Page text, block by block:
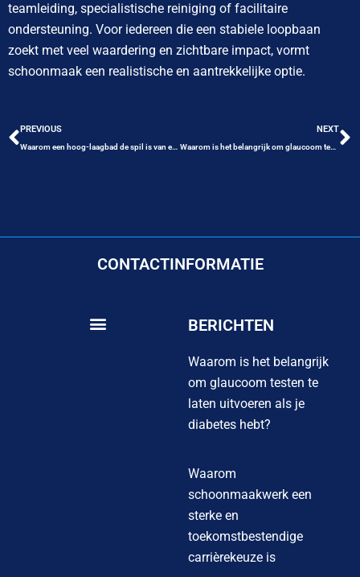
teamleiding, specialistische reiniging of facilitaire
ondersteuning. Voor iedereen die een stabiele loopbaan
zoekt met veel waardering en zichtbare impact, vormt
schoonmaak een realistische en aantrekkelijke optie.
Vorige
PREVIOUS
Waarom een hoog-laagbad de spil is van een toekomstbestendige badkamer
NEXT
Waarom is het belangrijk om glaucoom testen te laten uitvoeren als je diabetes hebt?
CONTACTINFORMATIE
BERICHTEN
Waarom is het belangrijk
om glaucoom testen te
laten uitvoeren als je
diabetes hebt?
Waarom
schoonmaakwerk een
sterke en
toekomstbestendige
carrièrekeuze is